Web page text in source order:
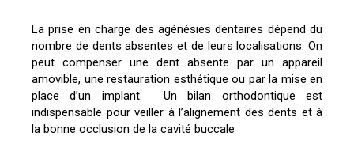
La prise en charge des agénésies dentaires dépend du
nombre de dents absentes et de leurs localisations. On
peut compenser une dent absente par un appareil
amovible, une restauration esthétique ou par la mise en
place d’un implant. Un bilan orthodontique est
indispensable pour veiller à l’alignement des dents et à
la bonne occlusion de la cavité buccale